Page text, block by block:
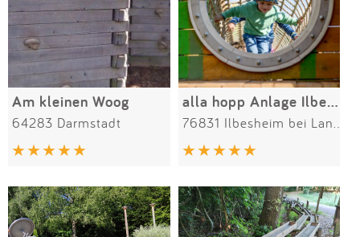
Am kleinen Woog
64283 Darmstadt
alla hopp Anlage Ilbesheim